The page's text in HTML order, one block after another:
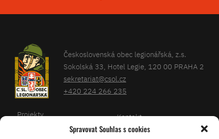
Spravovat Souhlas s cookies
Československá obec legionářská, z.s.
Sokolská 33, Hotel Legie, 120 00 PRAHA 2
sekretariat@csol.cz
+420 224 266 235
Projekty
Kontakt
Databáze legionářů